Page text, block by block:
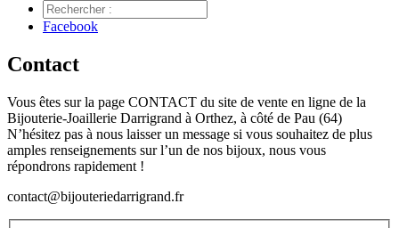
Facebook
Contact
Vous êtes sur la page CONTACT du site de vente en ligne de la
Bijouterie-Joaillerie Darrigrand à Orthez, à côté de Pau (64)
N’hésitez pas à nous laisser un message si vous souhaitez de plus
amples renseignements sur l’un de nos bijoux, nous vous
répondrons rapidement !
contact@bijouteriedarrigrand.fr